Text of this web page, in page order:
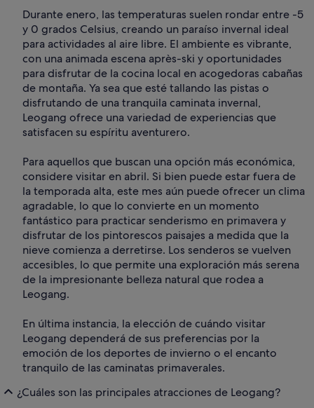
Durante enero, las temperaturas suelen rondar entre -5
y 0 grados Celsius, creando un paraíso invernal ideal
para actividades al aire libre. El ambiente es vibrante,
con una animada escena après-ski y oportunidades
para disfrutar de la cocina local en acogedoras cabañas
de montaña. Ya sea que esté tallando las pistas o
disfrutando de una tranquila caminata invernal,
Leogang ofrece una variedad de experiencias que
satisfacen su espíritu aventurero.
Para aquellos que buscan una opción más económica,
considere visitar en abril. Si bien puede estar fuera de
la temporada alta, este mes aún puede ofrecer un clima
agradable, lo que lo convierte en un momento
fantástico para practicar senderismo en primavera y
disfrutar de los pintorescos paisajes a medida que la
nieve comienza a derretirse. Los senderos se vuelven
accesibles, lo que permite una exploración más serena
de la impresionante belleza natural que rodea a
Leogang.
En última instancia, la elección de cuándo visitar
Leogang dependerá de sus preferencias por la
emoción de los deportes de invierno o el encanto
tranquilo de las caminatas primaverales.
¿Cuáles son las principales atracciones de Leogang?